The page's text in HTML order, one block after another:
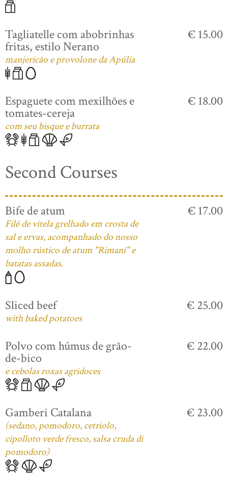
Tagliatelle com abobrinhas
fritas, estilo Nerano
manjericão e provolone da Apúlia
€ 15.00
Espaguete com mexilhões e
tomates-cereja
com seu bisque e burrata
€ 18.00
Second Courses
Bife de atum
Filé de vitela grelhado em crosta de
sal e ervas, acompanhado do nosso
molho rústico de atum "Rimani" e
batatas assadas.
€ 17.00
Sliced beef
with baked potatoes
€ 25.00
Polvo com húmus de grão-
de-bico
e cebolas roxas agridoces
€ 22.00
Gamberi Catalana
(sedano, pomodoro, cetriolo,
cipolloto verde fresco, salsa cruda di
pomodoro)
€ 23.00